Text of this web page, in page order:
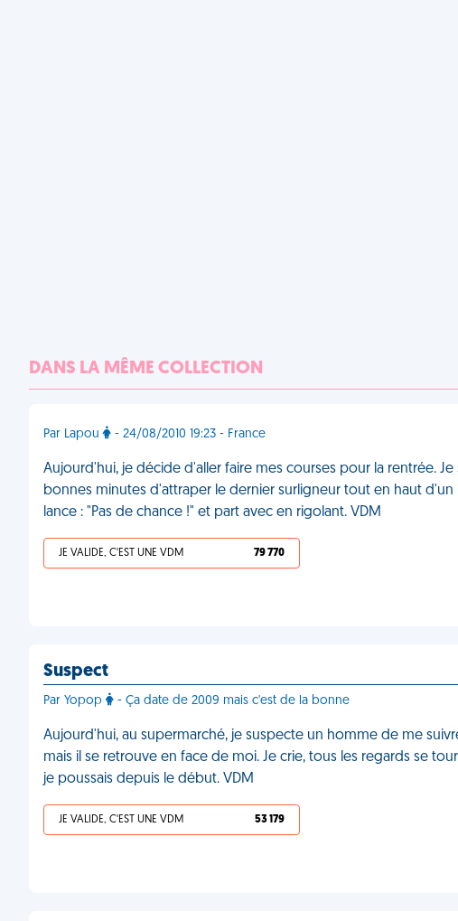
DANS LA MÊME COLLECTION
Par Lapou - 24/08/2010 19:23 - France
Aujourd'hui, je décide d'aller faire mes courses pour la rentrée.
bonnes minutes d'attraper le dernier surligneur tout en haut
lance : "Pas de chance !" et part avec en rigolant. VDM
JE VALIDE, C'EST UNE VDM 79 770
Suspect
Par Yopop - Ça date de 2009 mais c'est de la bonne
Aujourd'hui, au supermarché, je suspecte un homme de me
mais il se retrouve en face de moi. Je crie, tous les regards se
je poussais depuis le début. VDM
JE VALIDE, C'EST UNE VDM 53 179